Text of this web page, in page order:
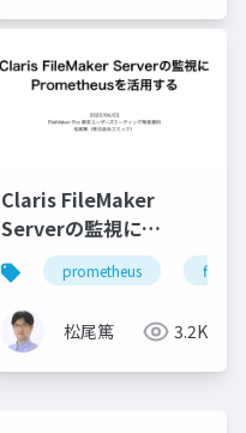
security mfa
Claris FileMaker
Serverの監視に
Prometheusを活用す
る
prometheus
松尾篤 3.2K